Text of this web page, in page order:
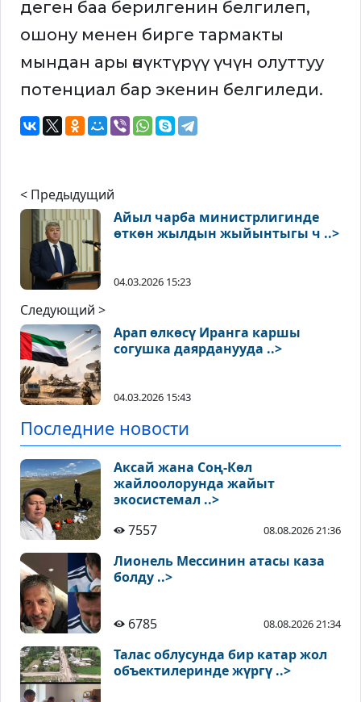
деген баа берилгенин белгилеп,
ошону менен бирге тармакты
мындан ары өнүктүрүү үчүн олуттуу
потенциал бар экенин белгиледи.
< Предыдущий
Айыл чарба министрлигинде
өткөн жылдын жыйынтыгы ч ..>
04.03.2026 15:23
Следующий >
Арап өлкөсү Иранга каршы
согушка даярданууда ..>
04.03.2026 15:43
Последние новости
Аксай жана Соң-Көл
жайлоолорунда жайыт
экосистемал ..>
7557
08.08.2026 21:36
Лионель Мессинин атасы каза
болду ..>
6785 08.08.2026 21:34
Талас облусунда бир катар жол
объектилеринде жүргү ..>